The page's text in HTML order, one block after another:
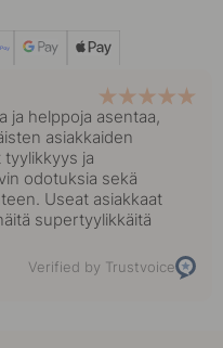
ja helppoja asentaa,
asiakkaiden
ja
odotuksia sekä
Useat asiakkaat
supertyylikkäitä
Verified by Trustvoice